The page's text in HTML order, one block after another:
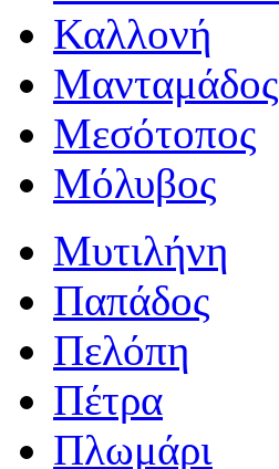
Καλλονή
Μανταμάδος
Μεσότοπος
Μόλυβος
Μυτιλήνη
Παπάδος
Πελόπη
Πέτρα
Πλωμάρι